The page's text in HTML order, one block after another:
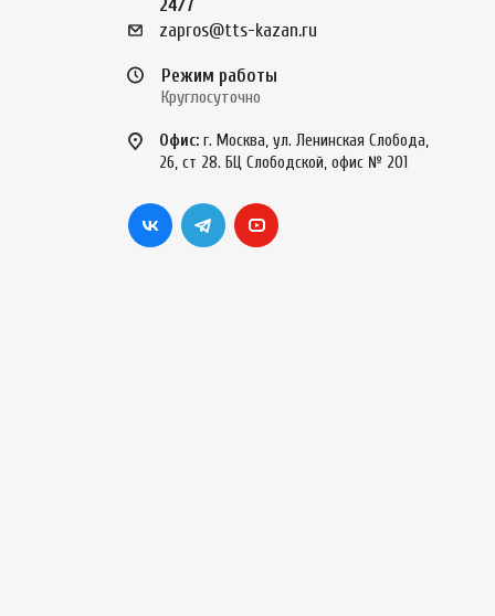
24/7
zapros@tts-kazan.ru
Режим работы
Круглосуточно
Офис: г. Москва, ул. Ленинская Слобода,
26, ст 28. БЦ Слободской, офис № 201